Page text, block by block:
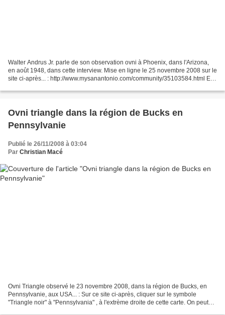
Walter Andrus Jr. parle de son observation ovni à Phoenix, dans l'Arizona,
en août 1948, dans cette interview. Mise en ligne le 25 novembre 2008 sur le
site ci-après... : http://www.mysanantonio.com/community/35103584.html En
Ovni triangle dans la région de Bucks en
Pennsylvanie
Publié le 26/11/2008 à 03:04
Par Christian Macé
Ovni Triangle observé le 23 novembre 2008, dans la région de Bucks, en
Pennsylvanie, aux USA... : Sur ce site ci-après, cliquer sur le symbole
"Triangle noir" à "Pennsylvania" , à l'extrème droite de cette carte. On peut